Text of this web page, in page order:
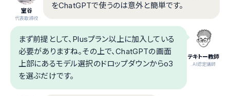
室谷
代表取締役
をChatGPTで使うのは意外と簡単です。
テキトー教師
.AI認定講師
まず前提として、Plusプラン以上に加入している
必要がありますね。その上で、ChatGPTの画面
上部にあるモデル選択のドロップダウンからo3
を選ぶだけです。